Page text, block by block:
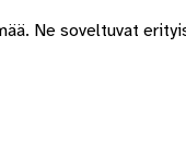
Ne soveltuvat